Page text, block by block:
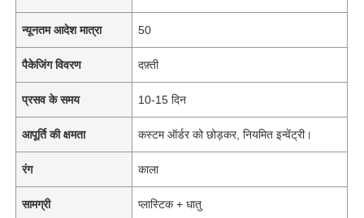
न्यूनतम आदेश मात्रा 50
पैकेजिंग विवरण दफ़्ती
प्रसव के समय 10-15 दिन
आपूर्ति की क्षमता कस्टम ऑर्डर को छोड़कर, नियमित इन्वेंट्री।
रंग काला
सामग्री प्लास्टिक + धातु